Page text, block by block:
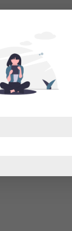
quel
mobile).
cours selon un
régulière..
un avancement
vous pouvez